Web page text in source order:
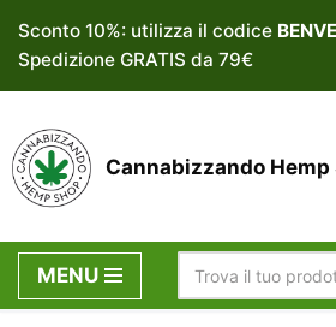
Vai
al
contenuto
Sconto 10%: utilizza il codice
Spedizione GRATIS da 79€
Cannabizzando Hemp
MENU